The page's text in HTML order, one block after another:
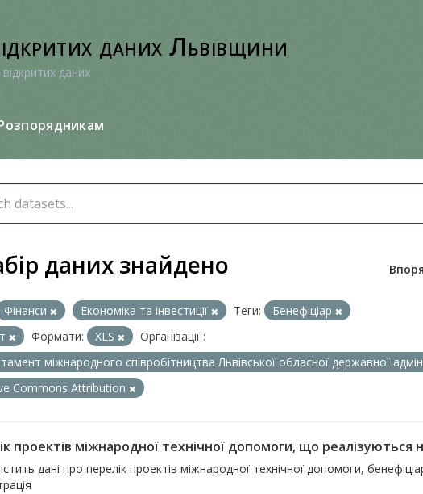
даних Львівщини
даних
даних знайдено
Фінанси Економіка та інвестиції Теги:
Бенефіціар
Формати: XLS
Організації :
міжнародного співробітництва Львівської обласної державної
Commons Attribution
проектів міжнародної технічної допомоги, що реалізуються
дані про перелік проектів міжнародної технічної допомоги,